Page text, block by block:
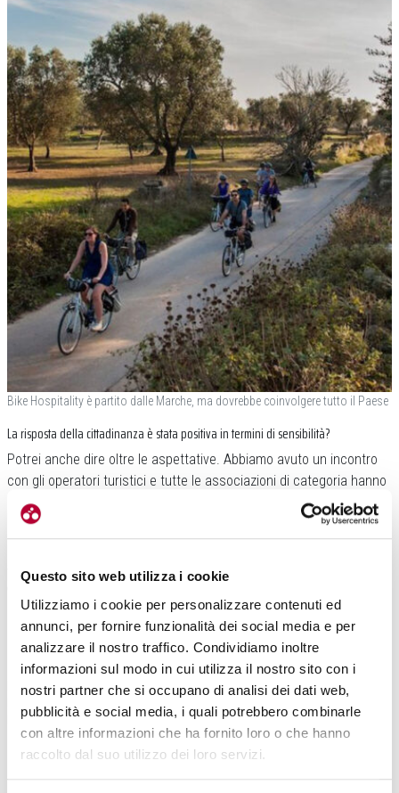
Questo sito web utilizza i cookie
Utilizziamo i cookie per personalizzare contenuti ed
annunci, per fornire funzionalità dei social media e per
analizzare il nostro traffico. Condividiamo inoltre
informazioni sul modo in cui utilizza il nostro sito con i
nostri partner che si occupano di analisi dei dati web,
pubblicità e social media, i quali potrebbero combinarle
con altre informazioni che ha fornito loro o che hanno
raccolto dal suo utilizzo dei loro servizi.
Bike Hospitality è partito dalle Marche, ma dovrebbe coinvolgere tutto il Paese
La risposta della cittadinanza è stata positiva in termini di sensibilità?
Potrei anche dire oltre le aspettative. Abbiamo avuto un incontro
con gli operatori turistici e tutte le associazioni di categoria hanno
mostrato ampio interesse. La Federalberghi ad esempio ci ha
chiesto di programmare una serie di riunioni per interventi
strutturali.Noi abbiamo segnalato come hotel, B&B, agriturismo
categoria per categoria
dell’Anci. Ci sono già comuni del territorio come Castellaneta,
Ginosa, Crispiano, Carosino che vogliono aderire, è il segno che
stiamo procedendo nella giusta direzione.
In occasione della conferenza stampa di presentazione del progetto Bike
Hospitality, è stata presentata la maglia delle rappresentative di Federciclismo
Puglia, prodotta dall’azienda campanaD’Aniello Sportswear . Qual è il legame?
E’ molto forte. La maglia, realizzata dal designer Giuseppe